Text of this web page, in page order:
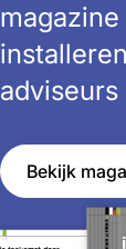
adviseurs
Bekijk